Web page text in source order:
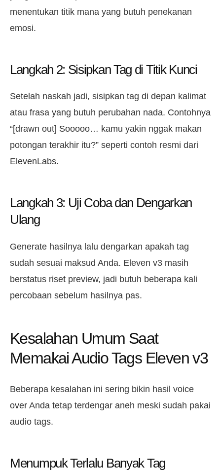
menentukan titik mana yang butuh penekanan
emosi.
Langkah 2: Sisipkan Tag di Titik Kunci
Setelah naskah jadi, sisipkan tag di depan kalimat
atau frasa yang butuh perubahan nada. Contohnya
“[drawn out] Sooooo… kamu yakin nggak makan
potongan terakhir itu?” seperti contoh resmi dari
ElevenLabs.
Langkah 3: Uji Coba dan Dengarkan
Ulang
Generate hasilnya lalu dengarkan apakah tag
sudah sesuai maksud Anda. Eleven v3 masih
berstatus riset preview, jadi butuh beberapa kali
percobaan sebelum hasilnya pas.
Kesalahan Umum Saat
Memakai Audio Tags Eleven v3
Beberapa kesalahan ini sering bikin hasil voice
over Anda tetap terdengar aneh meski sudah pakai
audio tags.
Menumpuk Terlalu Banyak Tag